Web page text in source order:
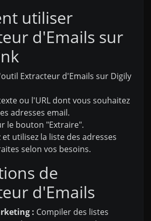
utiliser
d'Emails sur
Extracteur d'Emails sur Digily
ou l'URL dont vous souhaitez
adresses email.
le bouton "Extraire".
et utilisez la liste des adresses
selon vos besoins.
de
d'Emails
: Compiler des listes